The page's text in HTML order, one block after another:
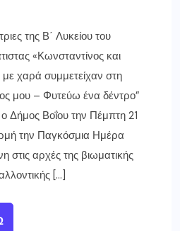
της Β΄ Λυκείου του
«Κωνσταντίνος και
χαρά συμμετείχαν στη
μου – Φυτεύω ένα δέντρο”
Δήμος Βοΐου την Πέμπτη 21
την Παγκόσμια Ημέρα
στις αρχές της βιωματικής
[…]